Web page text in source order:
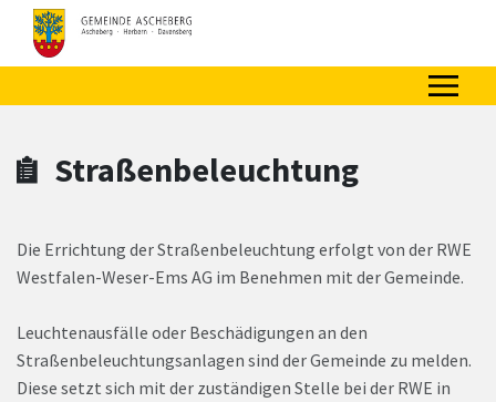
Zum Header
Zum Hauptinhalt
Zum Footer
Zum Hauptinhalt springen
Straßenbeleuchtung
Die Errichtung der Straßenbeleuchtung erfolgt von der RWE
Westfalen-Weser-Ems AG im Benehmen mit der Gemeinde.
Leuchtenausfälle oder Beschädigungen an den
Straßenbeleuchtungsanlagen sind der Gemeinde zu melden.
Diese setzt sich mit der zuständigen Stelle bei der RWE in